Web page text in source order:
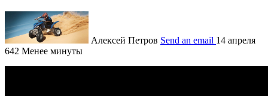
Алексей Петров Send an email 14 апреля
642 Менее минуты